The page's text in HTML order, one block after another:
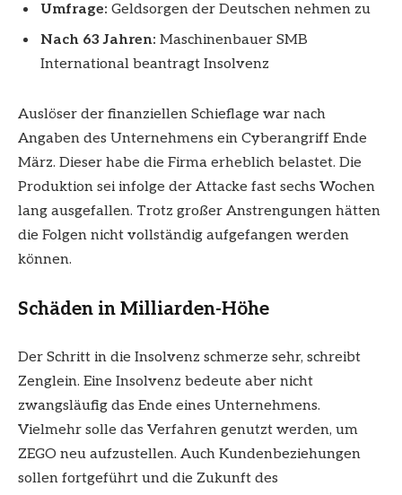
Umfrage: Geldsorgen der Deutschen nehmen zu
Nach 63 Jahren: Maschinenbauer SMB
International beantragt Insolvenz
Auslöser der finanziellen Schieflage war nach
Angaben des Unternehmens ein Cyberangriff Ende
März. Dieser habe die Firma erheblich belastet. Die
Produktion sei infolge der Attacke fast sechs Wochen
lang ausgefallen. Trotz großer Anstrengungen hätten
die Folgen nicht vollständig aufgefangen werden
können.
Schäden in Milliarden-Höhe
Der Schritt in die Insolvenz schmerze sehr, schreibt
Zenglein. Eine Insolvenz bedeute aber nicht
zwangsläufig das Ende eines Unternehmens.
Vielmehr solle das Verfahren genutzt werden, um
ZEGO neu aufzustellen. Auch Kundenbeziehungen
sollen fortgeführt und die Zukunft des